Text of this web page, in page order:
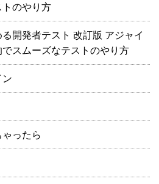
のやり方
開発者テスト 改訂版 アジャイ
スムーズなテストのやり方
ン
ったら